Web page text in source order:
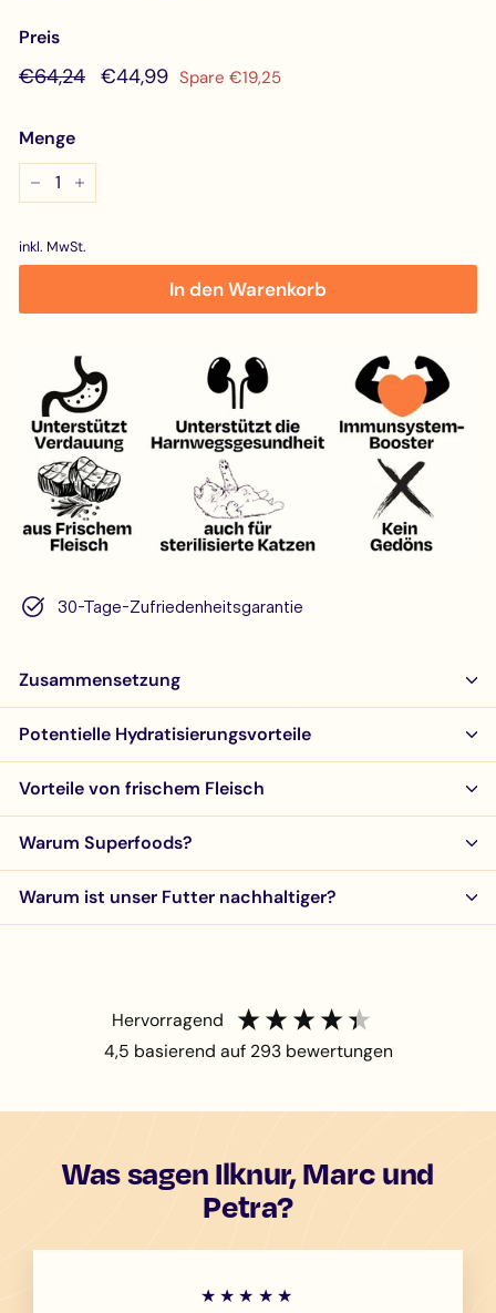
Preis
Normaler
€64,24€64,24
Sonderpreis
€44,99 €44,99
Spare €19,25
Menge
+
inkl. MwSt.
In den Warenkorb
30-Tage-Zufriedenheitsgarantie
Zusammensetzung
Potentielle Hydratisierungsvorteile
Vorteile von frischem Fleisch
Warum Superfoods?
Warum ist unser Futter nachhaltiger?
hervorragend
4,5 basierend auf 293bewertungen
Was sagen Ilknur, Marc und
Petra?
★★★★★